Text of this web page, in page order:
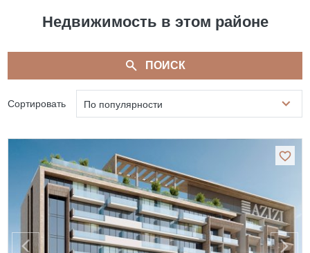
Недвижимость в этом районе
ПОИСК
Сортировать По популярности